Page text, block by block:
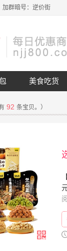
群暗号：逆价街
美食吃货
92 条宝贝。）